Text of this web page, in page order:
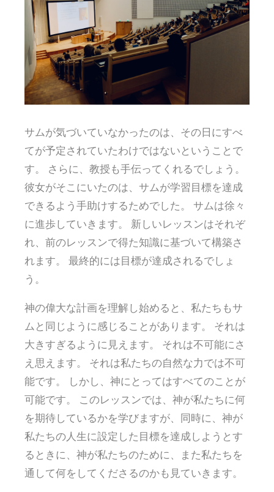
サムが気づいていなかったのは、その日にすべ
てが予定されていたわけではないということで
す。 さらに、教授も手伝ってくれるでしょう。
彼女がそこにいたのは、サムが学習目標を達成
できるよう手助けするためでした。 サムは徐々
に進歩していきます。 新しいレッスンはそれぞ
れ、前のレッスンで得た知識に基づいて構築さ
れます。 最終的には目標が達成されるでしょ
う。
神の偉大な計画を理解し始めると、私たちもサ
ムと同じように感じることがあります。 それは
大きすぎるように見えます。 それは不可能にさ
え思えます。 それは私たちの自然な力では不可
能です。 しかし、神にとってはすべてのことが
可能です。 このレッスンでは、神が私たちに何
を期待しているかを学びますが、同時に、神が
私たちの人生に設定した目標を達成しようとす
るときに、神が私たちのために、また私たちを
通して何をしてくださるのかも見ていきます。